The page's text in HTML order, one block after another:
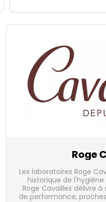
Roge
Les laboratoires Roge
historique de
Roge Cavailles délivre
de performance,